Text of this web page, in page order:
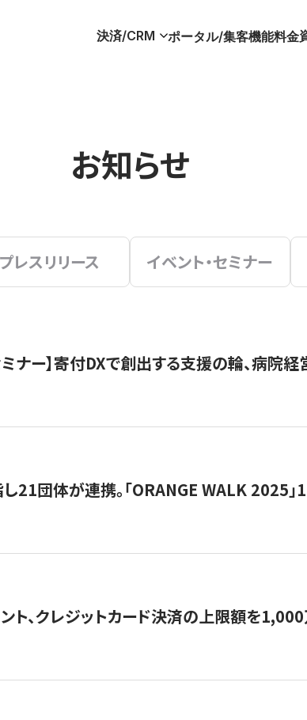
決済/CRM ポータル/集客機能料金
お知らせ
プレスリリース イベント・セミナー
ナー】寄付DXで創出する支援の輪、病院
21団体が連携。「ORANGE WALK 2025」
ト、クレジットカード決済の上限額を